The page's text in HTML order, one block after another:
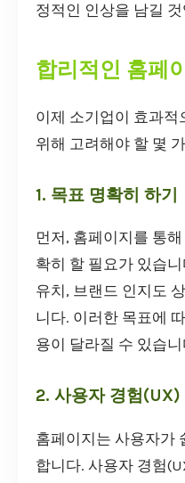
정적인 인상을 남길
합리적인 홈페
이제 소기업이 효과적
위해 고려해야 할 몇
1. 목표 명확히 하기
먼저, 홈페이지를 통
확히 할 필요가 있습
유치, 브랜드 인지도
니다. 이러한 목표에
용이 달라질 수 있습니
2. 사용자 경험(UX)
홈페이지는 사용자가
합니다. 사용자 경험